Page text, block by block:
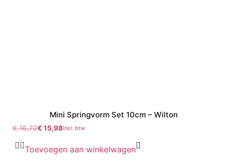
Mini Springvorm Set 10cm – Wilton
€16,70€15,98incl. btw
Toevoegen aan winkelwagen